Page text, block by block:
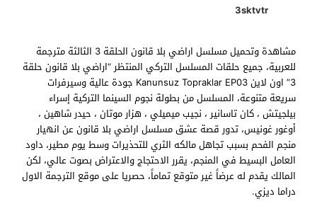
3sktvtr
مشاهدة وتحميل مسلسل اراضي بلا قانون الحلقة 3 الثالثة مترجمة
للعربية، جميع حلقات المسلسل التركي المنتظر “اراضي بلا قانون حلقة
3” اون لاين Kanunsuz Topraklar EP03 جودة عالية وسيرفرات
سريعة متنوعة، المسلسل من بطولة نجوم السينما التركية إسراء
بيلجيتش ، كان تاسانير ، نجيب ميميلي ، هزار موتان ، حيدر شاهين ،
أوغور غونيس، تدور قصة عشق مسلسل اراضي بلا قانون عن انهيار
منجم الفحم بسبب تجاهل مالكه الثري للتحذيرات وسط يوم مطير، داود
العامل البسيط في المنجم، يقرر الاحتجاج والاعتراض بصوت عالي، لكن
المالك يقدم له عرضاً غير متوقع تماماً، حصريا على موقع الترجمة الاول
دراما ديزي.